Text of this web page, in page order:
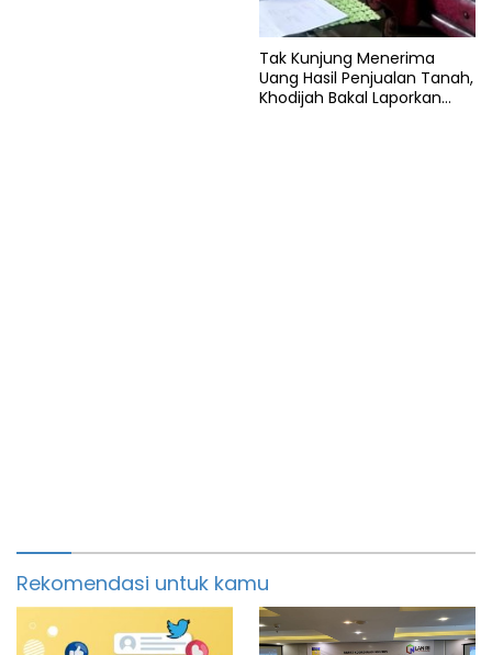
Tak Kunjung Menerima
Uang Hasil Penjualan Tanah,
Khodijah Bakal Laporkan
Rekomendasi untuk kamu